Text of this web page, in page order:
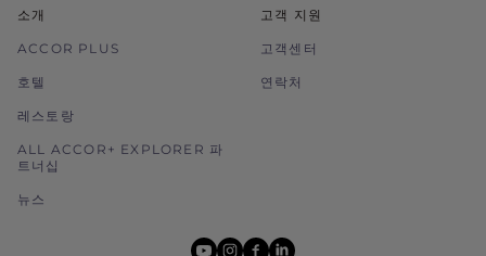
소개
ACCOR PLUS
호텔
레스토랑
ALL ACCOR+ EXPLORER 파
트너십
뉴스
고객 지원
고객센터
연락처
youtube
instagram
facebook
linkedin